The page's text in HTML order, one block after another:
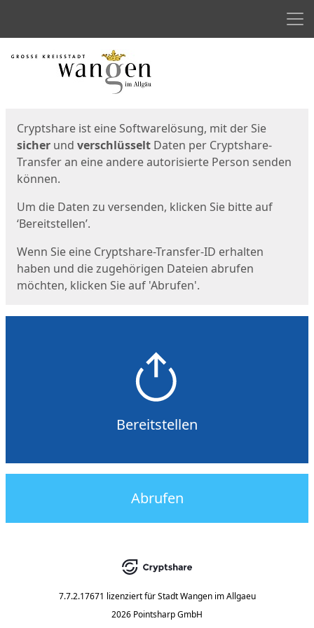
Start
Cryptshare ist eine Softwarelösung, mit der Sie
sicher und verschlüsselt Daten per Cryptshare-
Transfer an eine andere autorisierte Person senden
können.
Um die Daten zu versenden, klicken Sie bitte auf
‘Bereitstellen’.
Wenn Sie eine Cryptshare-Transfer-ID erhalten
haben und die zugehörigen Dateien abrufen
möchten, klicken Sie auf 'Abrufen'.
Bereitstellen
Abrufen
7.7.2.17671 lizenziert für Stadt Wangen im Allgaeu
2026 Pointsharp GmbH